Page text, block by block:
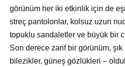
görünüm her iki etkinlik için de
streç pantolonlar, kolsuz uzun
topuklu sandaletler ve büyük bir
Son derece zarif bir görünüm,
bilezikler, güneş gözlükleri –